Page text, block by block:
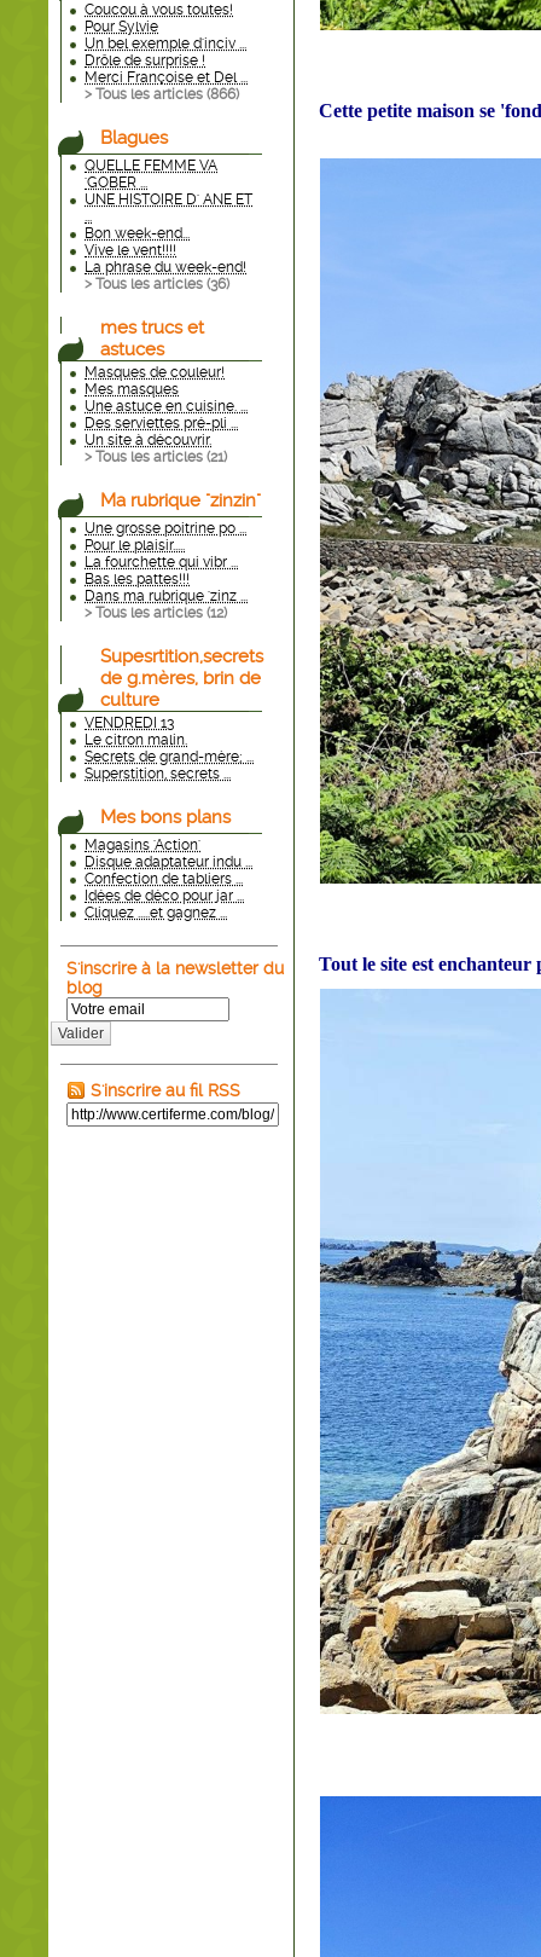
Coucou à vous toutes!
Pour Sylvie
Un bel exemple d'inciv ...
Drôle de surprise !
Merci Françoise et Del ...
> Tous les articles (866)
Blagues
QUELLE FEMME VA
'GOBER ...
UNE HISTOIRE D' ANE ET
...
Bon week-end...
Vive le vent!!!!
La phrase du week-end!
> Tous les articles (36)
mes trucs et
astuces
Masques de couleur!
Mes masques
Une astuce en cuisine. ...
Des serviettes pré-pli ...
Un site à découvrir.
> Tous les articles (21)
Ma rubrique "zinzin"
Une grosse poitrine po ...
Pour le plaisir.....
La fourchette qui vibr ...
Bas les pattes!!!
Dans ma rubrique 'zinz ...
> Tous les articles (12)
Supesrtition,secrets
de g.mères, brin de
culture
VENDREDI 13
Le citron malin.
Secrets de grand-mère; ...
Superstition, secrets ...
Mes bons plans
Magasins 'Action'
Disque adaptateur indu ...
Confection de tabliers ...
Idées de déco pour jar ...
Cliquez .....et gagnez ...
S'inscrire à la newsletter du
blog
Valider
S'inscrire au fil RSS
Cette petite maison se
Tout le site est